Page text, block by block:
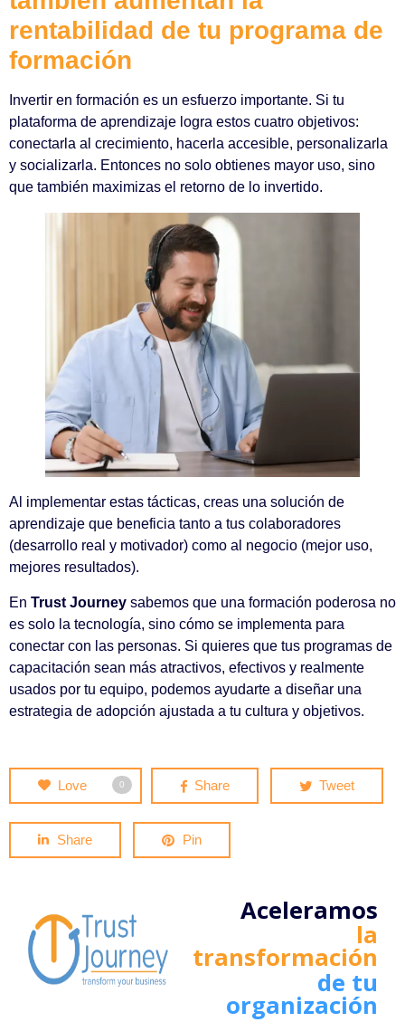
rentabilidad de tu programa de
formación
Invertir en formación es un esfuerzo importante. Si tu
plataforma de aprendizaje logra estos cuatro objetivos:
conectarla al crecimiento, hacerla accesible, personalizarla
y socializarla. Entonces no solo obtienes mayor uso, sino
que también maximizas el retorno de lo invertido.
Al implementar estas tácticas, creas una solución de
aprendizaje que beneficia tanto a tus colaboradores
(desarrollo real y motivador) como al negocio (mejor uso,
mejores resultados).
En Trust Journey sabemos que una formación poderosa no
es solo la tecnología, sino cómo se implementa para
conectar con las personas. Si quieres que tus programas de
capacitación sean más atractivos, efectivos y realmente
usados por tu equipo, podemos ayudarte a diseñar una
estrategia de adopción ajustada a tu cultura y objetivos.
Love 0 Share Tweet
Share Pin
Aceleramos
la
transformación
de tu
organización